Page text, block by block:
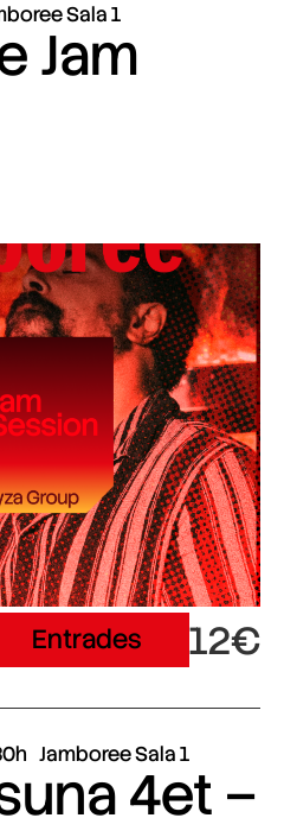
Sala 1
Jam
Entrades 12€
Jamboree Sala 1
4et –